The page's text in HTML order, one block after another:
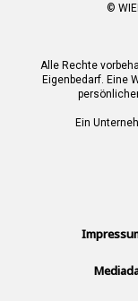
©
Alle Rechte
Eigenbedarf. Eine
Ein